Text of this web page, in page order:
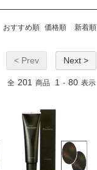
おすすめ順 価格順 新着順
< Prev Next >
全 201 商品 1 - 80 表示